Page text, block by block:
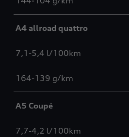
A4 allroad quattro
7,1-5,4 l/100km
164-139 g/km
A5 Coupé
7,7-4,2 l/100km